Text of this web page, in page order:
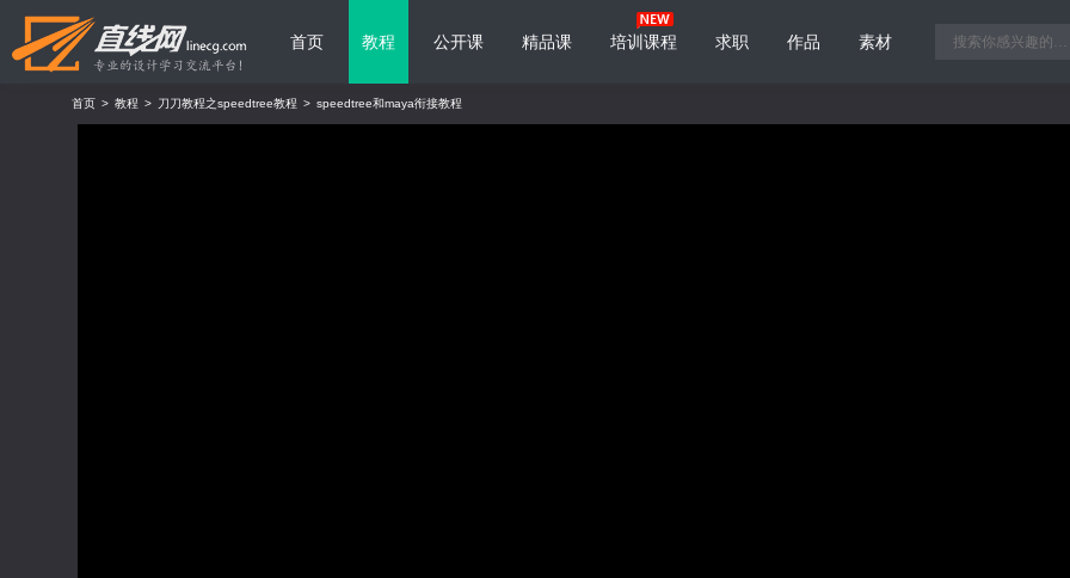
首页 教程 公开课 精品课 培训课程 求职 作品 素材
首页 > 教程 > 刀刀教程之speedtree教程 > speedtree和maya衔接教程